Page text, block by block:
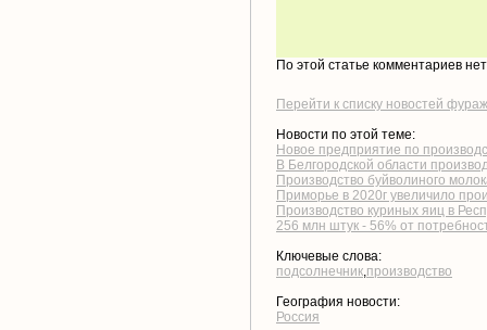
По этой статье комментариев
Перейти к списку новостей
Новости по этой теме:
Новое предприятие по
В Белгородской области
Производство буйволиного
Приморье в 2020г увеличило
Производство куриных яиц в
256 млн штук - 56% от
Ключевые слова:
подсолнечник,производство
География новости:
Россия